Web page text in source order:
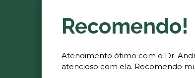
Recomendo!
Atendimento ótimo com o Dr.
atencioso com ela. Recomendo